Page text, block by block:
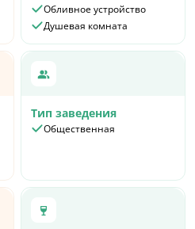
Обливное устройство
Душевая комната
Тип заведения
Общественная